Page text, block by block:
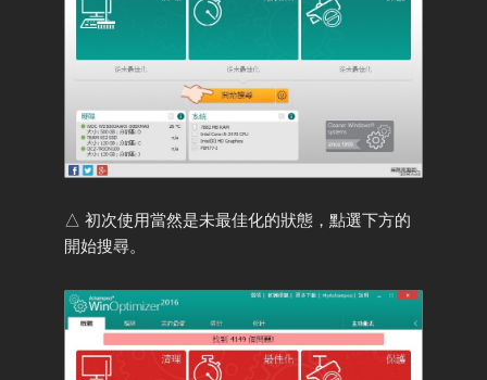
△ 初次使用當然是未最佳化的狀態，點選下方的
開始搜尋。